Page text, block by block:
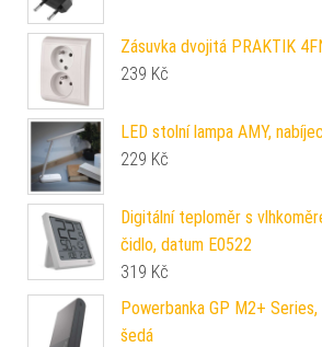
Zásuvka dvojitá PRAKTIK
239 Kč
LED stolní lampa AMY,
229 Kč
Digitální teploměr s
čidlo, datum E0522
319 Kč
Powerbanka GP M2+
šedá